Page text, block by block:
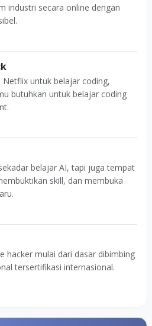
industri secara online dengan
untuk belajar coding,
butuhkan untuk belajar coding
belajar AI, tapi juga tempat
skill, dan membuka
hacker mulai dari dasar dibimbing
tersertifikasi internasional.